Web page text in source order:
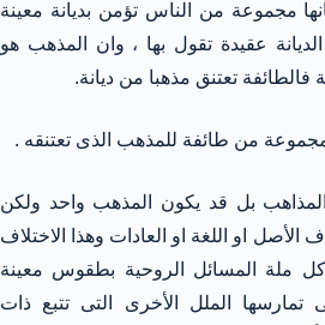
مجموعة من الناس تؤمن بديانة معينة
عقيدة تقول بها ، وان المذهب هو
فالطائفة تعتنق مذهبا من ديانة.
من طائفة للمذهب الذى تعتنقه .
المذاهب بل قد يكون المذهب واحد ولكن
الأصل او اللغة او العادات وهذا الاختلاف
ملة المسائل الروحية بطقوس معينة
تمارسها الملل الأخرى التى تتبع ذات